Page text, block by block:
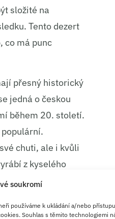
soukromí
používáme k ukládání a/nebo
Souhlas s těmito technologiemi
složité na
Tento dezert
co má punc
přesný historický
jedná o českou
během 20. století.
chuti, ale i kvůli
z kyselého
krémový a dodá
každý
roli v tom, jak se